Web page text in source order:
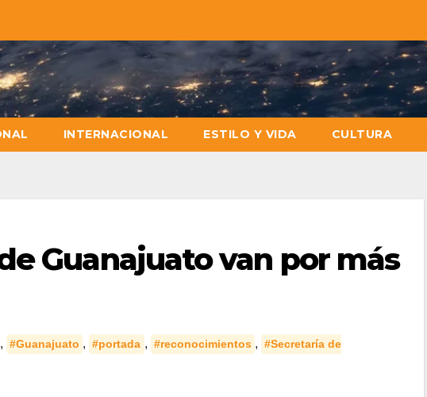
INTERNACIONAL ESTILO Y VIDA CULTURA
Guanajuato van por más
, #Guanajuato , #portada , #reconocimientos , #Secretaría de